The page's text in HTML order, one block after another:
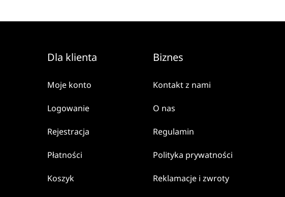
Dla klienta
Moje konto
Logowanie
Rejestracja
Płatności
Koszyk
Biznes
Kontakt z nami
O nas
Regulamin
Polityka prywatności
Reklamacje i zwroty